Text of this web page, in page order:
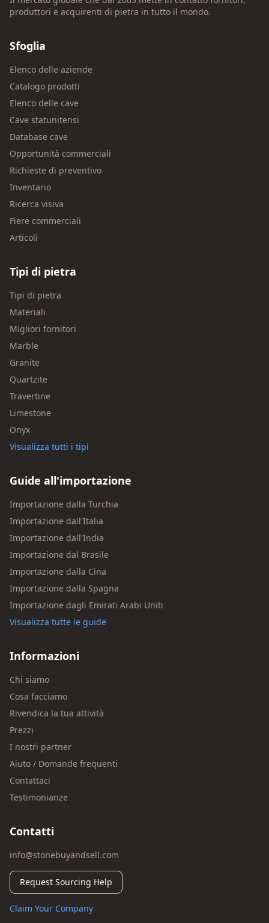
produttori e acquirenti di pietra in tutto il mondo.
Sfoglia
Elenco delle aziende
Catalogo prodotti
Elenco delle cave
Cave statunitensi
Database cave
Opportunità commerciali
Richieste di preventivo
Inventario
Ricerca visiva
Fiere commerciali
Articoli
Tipi di pietra
Tipi di pietra
Materiali
Migliori fornitori
Marble
Granite
Quartzite
Travertine
Limestone
Onyx
Visualizza tutti i tipi
Guide all'importazione
Importazione dalla Turchia
Importazione dall'Italia
Importazione dall'India
Importazione dal Brasile
Importazione dalla Cina
Importazione dalla Spagna
Importazione dagli Emirati Arabi Uniti
Visualizza tutte le guide
Informazioni
Chi siamo
Cosa facciamo
Rivendica la tua attività
Prezzi
I nostri partner
Aiuto / Domande frequenti
Contattaci
Testimonianze
Contatti
info@stonebuyandsell.com
Request Sourcing Help
Claim Your Company